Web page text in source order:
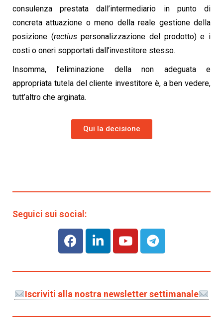
consulenza prestata dall’intermediario in punto di
concreta attuazione o meno della reale gestione della
posizione (rectiuspersonalizzazione del prodotto) e i
costi o oneri sopportati dall’investitore stesso.
Insomma, l’eliminazione della non adeguata e
appropriata tutela del cliente investitore è, a ben vedere,
tutt’altro che arginata.
Qui la decisione
Seguici sui social:
Iscriviti alla nostra newsletter settimanale